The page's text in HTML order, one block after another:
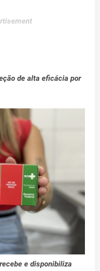
de alta eficácia por
e disponibiliza